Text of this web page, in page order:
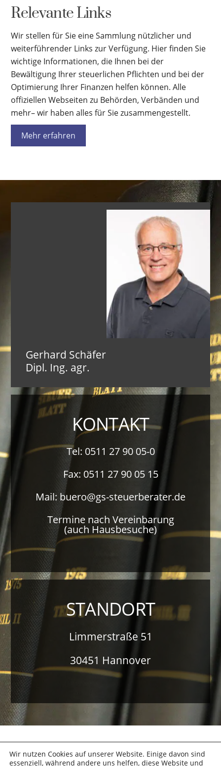
Relevante Links
Wir stellen für Sie eine Sammlung nützlicher und
weiterführender Links zur Verfügung. Hier finden Sie
wichtige Informationen, die Ihnen bei der
Bewältigung Ihrer steuerlichen Pflichten und bei der
Optimierung Ihrer Finanzen helfen können. Alle
offiziellen Webseiten zu Behörden, Verbänden und
mehr– wir haben alles für Sie zusammengestellt.
Mehr erfahren
Gerhard Schäfer
Dipl. Ing. agr.
KONTAKT
Tel: 0511 27 90 05-0
Fax: 0511 27 90 05 15
Mail: buero@gs-steuerberater.de
Termine nach Vereinbarung
(auch Hausbesuche)
STANDORT
Limmerstraße 51
30451 Hannover
To
Top
Wir nutzen Cookies auf unserer Website. Einige davon sind
essenziell, während andere uns helfen, diese Website und